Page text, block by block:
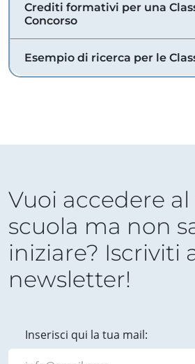
Crediti formativi per una
Concorso
Esempio di ricerca per le
Vuoi accedere
scuola ma non
iniziare? Iscriviti
newsletter!
Inserisci qui la tua mail: